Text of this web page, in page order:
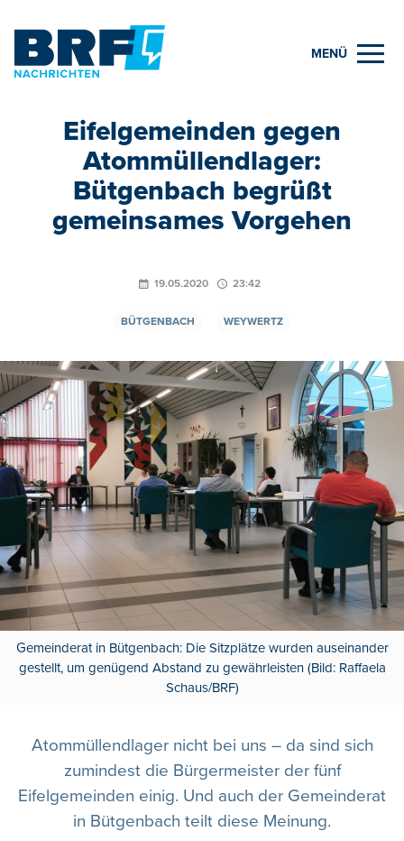
MENÜ
Eifelgemeinden gegen
Atommüllendlager:
Bütgenbach begrüßt
gemeinsames Vorgehen
19.05.2020 23:42
BÜTGENBACH WEYWERTZ
Gemeinderat in Bütgenbach: Die Sitzplätze wurden auseinander
gestellt, um genügend Abstand zu gewährleisten (Bild: Raffaela
Schaus/BRF)
Atommüllendlager nicht bei uns – da sind sich
zumindest die Bürgermeister der fünf
Eifelgemeinden einig. Und auch der Gemeinderat
in Bütgenbach teilt diese Meinung.